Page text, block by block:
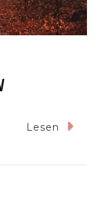
Lesen